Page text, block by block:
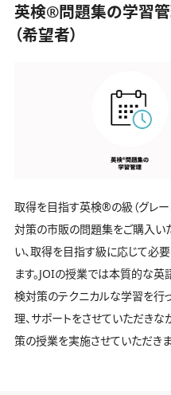
英検®️問題集の学習
（希望者）
取得を目指す英検®️の級（グレ
対策の市販の問題集をご購入い
い、取得を目指す級に応じて必
ます。JOIの授業では本質的な
検対策のテクニカルな学習を行
理、サポートをさせていただき
策の授業を実施させていただきま